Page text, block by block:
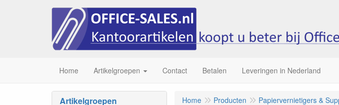
Home Artikelgroepen Contact Betalen Leveringen in Nederland
Artikelgroepen Home Producten Papiervernietigers &